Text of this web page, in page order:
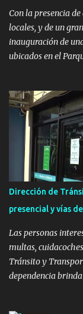
Con la presencia
locales, y de un
inauguración de
ubicados en el
Pública de OPP,
Ministerio de
infraestructura
20 m con banco
polifuncional,
la realización de
instalaron juegos
nuevos pavimentos
implicaron una
Dirección de
presencial y vías
Las personas
multas,
Tránsito y
dependencia